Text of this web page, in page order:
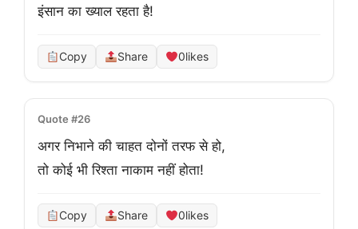
इंसान का ख्याल रहता है!
Copy Share 0likes
Quote #26
अगर निभाने की चाहत दोनों तरफ से हो,
तो कोई भी रिश्ता नाकाम नहीं होता!
Copy Share 0likes